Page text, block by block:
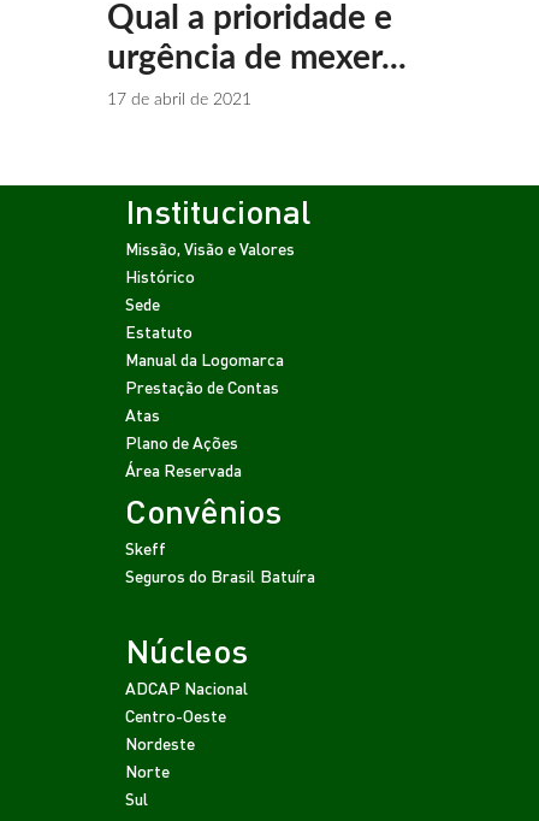
Qual a prioridade e
urgência de mexer...
17 de abril de 2021
Institucional
Missão, Visão e Valores
Histórico
Sede
Estatuto
Manual da Logomarca
Prestação de Contas
Atas
Plano de Ações
Área Reservada
Convênios
Skeff
Seguros do Brasil Batuíra
Núcleos
ADCAP Nacional
Centro-Oeste
Nordeste
Norte
Sul